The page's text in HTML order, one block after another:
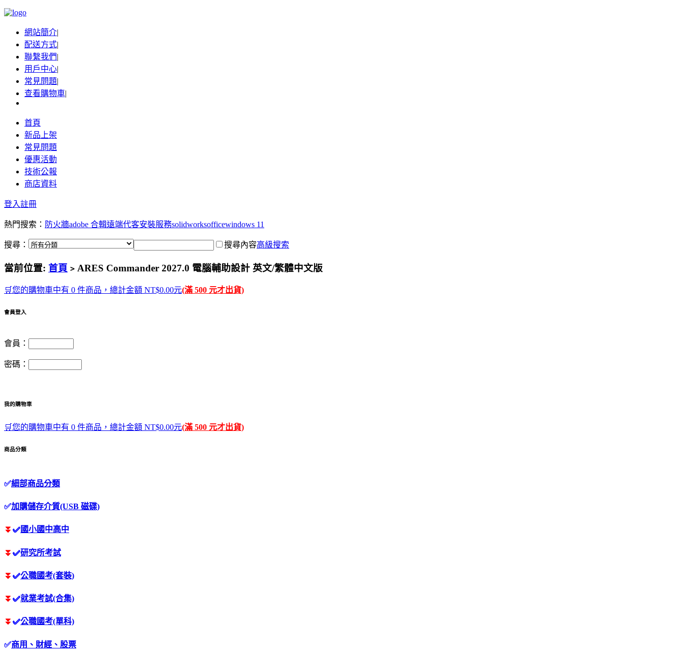
網站簡介|
配送方式|
聯繫我們|
用戶中心|
常見問題|
查看購物車|
首頁
新品上架
常見問題
優惠活動
技術公報
商店資料
登入註冊
熱門搜索： 防火牆adobe 合輯遠端代客安裝服務solidworksofficewindows 11
搜尋： 搜尋內容高級搜索
當前位置: 首頁 > ARES Commander 2027.0 電腦輔助設計 英文/繁體中文版
🛒您的購物車中有 0 件商品，總計金額 NT$0.00元(滿 500 元才出貨)
會員登入
會員：
密碼：
我的購物車
🛒您的購物車中有 0 件商品，總計金額 NT$0.00元(滿 500 元才出貨)
商品分類
✅細部商品分類
✅加購儲存介質(USB 磁碟)
⏬ ✅國小國中高中
⏬ ✅研究所考試
⏬ ✅公職國考(套裝)
⏬ ✅就業考試(合集)
⏬ ✅公職國考(單科)
✅商用、財經、股票